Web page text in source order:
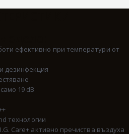
ефективно при температури от
дезинфекция
19 dB
технологии
Care+ активно пречиства въздуха